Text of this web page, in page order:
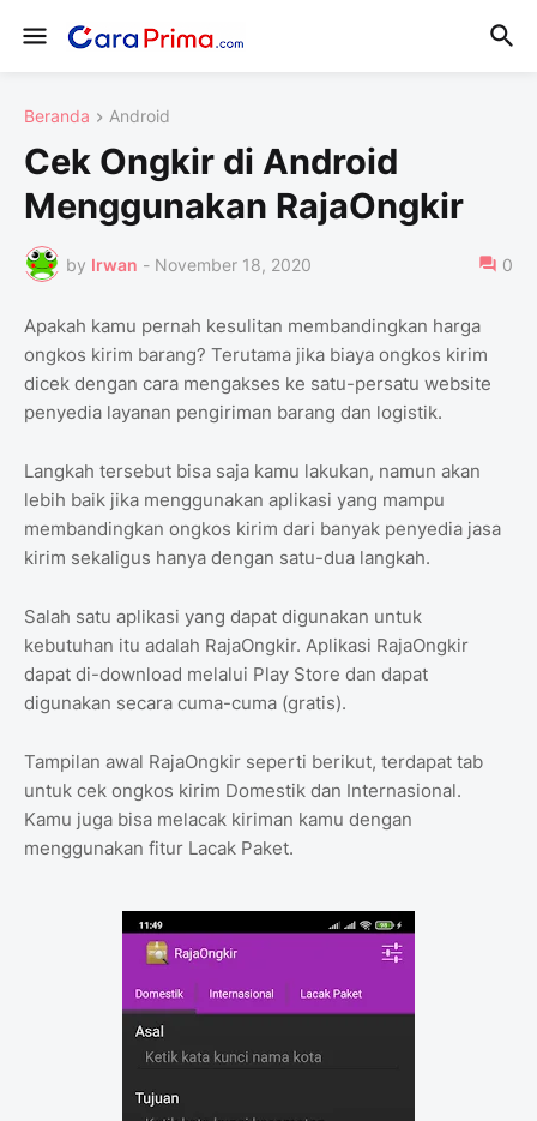
Beranda Android
Cek Ongkir di Android
Menggunakan RajaOngkir
by Irwan - November 18, 2020 0
Apakah kamu pernah kesulitan membandingkan harga
ongkos kirim barang? Terutama jika biaya ongkos kirim
dicek dengan cara mengakses ke satu-persatu website
penyedia layanan pengiriman barang dan logistik.
Langkah tersebut bisa saja kamu lakukan, namun akan
lebih baik jika menggunakan aplikasi yang mampu
membandingkan ongkos kirim dari banyak penyedia jasa
kirim sekaligus hanya dengan satu-dua langkah.
Salah satu aplikasi yang dapat digunakan untuk
kebutuhan itu adalah RajaOngkir. Aplikasi RajaOngkir
dapat di-download melalui Play Store dan dapat
digunakan secara cuma-cuma (gratis).
Tampilan awal RajaOngkir seperti berikut, terdapat tab
untuk cek ongkos kirim Domestik dan Internasional.
Kamu juga bisa melacak kiriman kamu dengan
menggunakan fitur Lacak Paket.